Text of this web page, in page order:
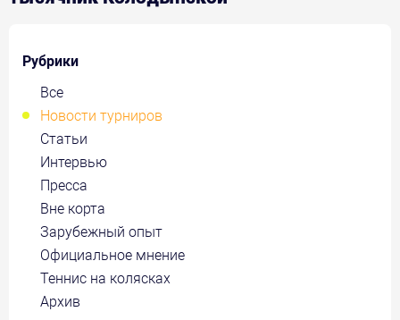
Рубрики
Все
Новости турниров
Статьи
Интервью
Пресса
Вне корта
Зарубежный опыт
Официальное мнение
Теннис на колясках
Архив